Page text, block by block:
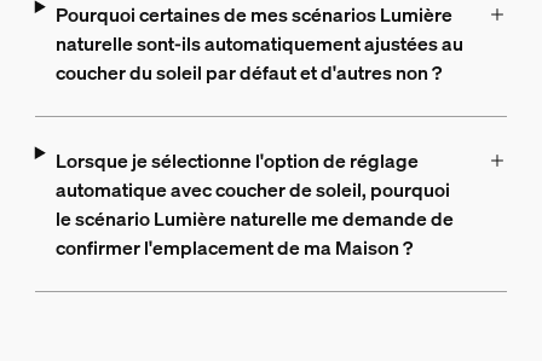
Pourquoi certaines de mes scénarios Lumière
naturelle sont-ils automatiquement ajustées au
coucher du soleil par défaut et d'autres non ?
Lorsque je sélectionne l'option de réglage
automatique avec coucher de soleil, pourquoi
le scénario Lumière naturelle me demande de
confirmer l'emplacement de ma Maison ?